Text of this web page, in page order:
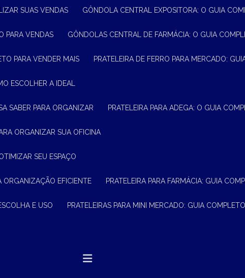
SUAS VENDAS GÔNDOLA CENTRAL EXPOSITORA: O GUIA
PARA VENDAS GÔNDOLAS CENTRAL DE FARMÁCIA: O GUIA
PARA VENDER MAIS PRATELEIRA DE FERRO PARA MERCADO:
ESCOLHER A IDEAL
SABER PARA ORGANIZAR PRATELEIRA PARA ADEGA: O GUIA
ORGANIZAR SUA OFICINA
SEU ESPAÇO
ORGANIZAÇÃO EFICIENTE PRATELEIRA PARA FARMÁCIA: GUIA
E USO PRATELEIRAS PARA MINI MERCADO: GUIA